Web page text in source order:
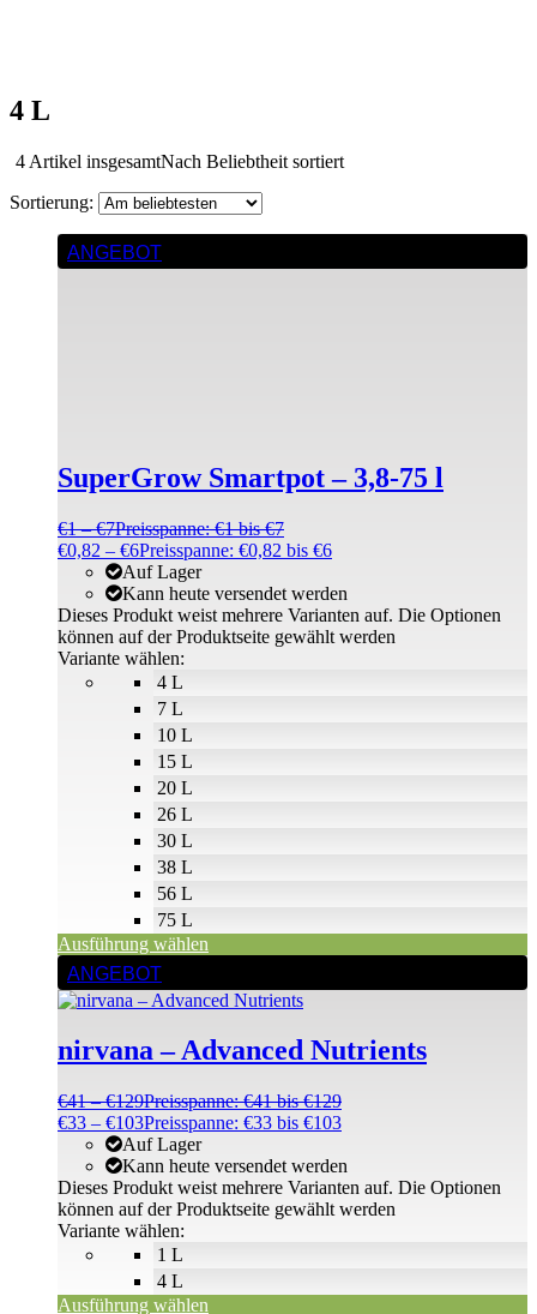
4 L
4 Artikel insgesamtNach Beliebtheit sortiert
ANGEBOT
SuperGrow Smartpot – 3,8-75 l
€1 –€7Preisspanne: €1 bis €7
€0,82 – €6Preisspanne: €0,82 bis €6
4 L
7 L
10 L
15 L
20 L
26 L
30 L
38 L
56 L
75 L
Auf Lager
Kann heute versendet werden
Variante wählen:
Ausführung wählen
Dieses Produkt weist mehrere Varianten auf. Die Optionen
können auf der Produktseite gewählt werden
ANGEBOT
nirvana – Advanced Nutrients
€41 –€129Preisspanne: €41 bis €129
€33 – €103Preisspanne: €33 bis €103
1 L
4 L
Auf Lager
Kann heute versendet werden
Variante wählen:
Ausführung wählen
Dieses Produkt weist mehrere Varianten auf. Die Optionen
können auf der Produktseite gewählt werden